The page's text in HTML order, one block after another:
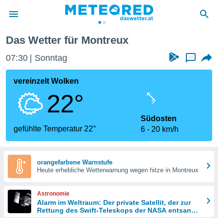
wurde
dass
sind.
diese
Das Wetter für Montreux
07:30 Sonntag ...
vereinzelt Wolken
22°
gefühlte Temperatur 22°
Südosten
6
20 km/h
orangefarbene Warnstufe
Heute erhebliche Wetterwarnung wegen hitze in Montreux
Astronomie
Alarm im Weltraum: Der private Satellit, der zur
Rettung des Swift-Teleskops der NASA entsandt